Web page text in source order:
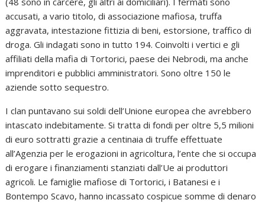
accusati, a vario titolo, di associazione mafiosa, truffa
aggravata, intestazione fittizia di beni, estorsione, traffico di
droga. Gli indagati sono in tutto 194. Coinvolti i vertici e gli
affiliati della mafia di Tortorici, paese dei Nebrodi, ma anche
imprenditori e pubblici amministratori. Sono oltre 150 le
aziende sotto sequestro.
I clan puntavano sui soldi dell’Unione europea che avrebbero
intascato indebitamente. Si tratta di fondi per oltre 5,5 milioni
di euro sottratti grazie a centinaia di truffe effettuate
all’Agenzia per le erogazioni in agricoltura, l’ente che si occupa
di erogare i finanziamenti stanziati dall’Ue ai produttori
agricoli. Le famiglie mafiose di Tortorici, i Batanesi e i
Bontempo Scavo, hanno incassato cospicue somme di denaro